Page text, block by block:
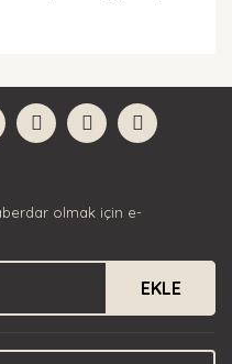
ederiz.
bulunuyor.
pahalı.
olmalı.
olmak için e-
EKLE